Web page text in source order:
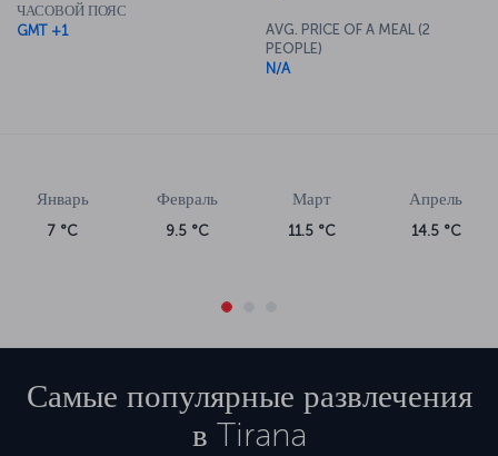
ЧАСОВОЙ ПОЯС
GMT +1
AVG. PRICE OF A MEAL (2
PEOPLE)
N/A
Январь
7 °C
Февраль
9.5 °C
Март
11.5 °C
Апрель
14.5 °C
Самые популярные развлечения
в Tirana